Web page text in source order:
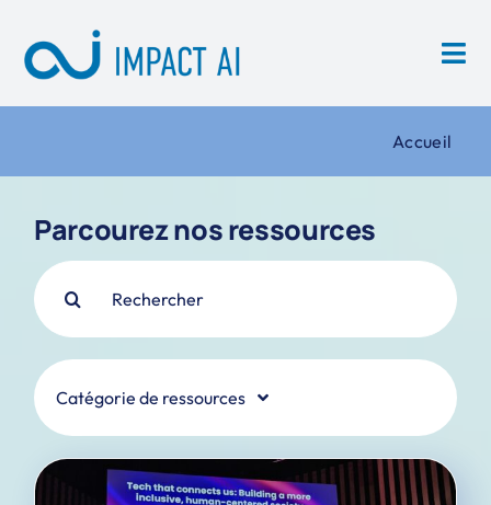
content
Accueil
Parcourez nos ressources
Search
for:
Catégorie de ressources
Actualités